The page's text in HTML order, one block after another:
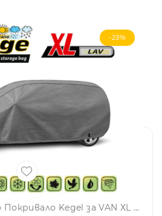
-23%
Висококачествено Покривало Kegel за VAN ХL 463x160cm